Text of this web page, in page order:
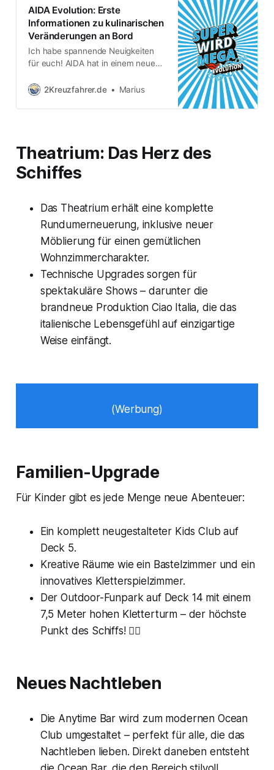
und Kindern, und
AIDA Evolution: Erste
Informationen zu kulinarischen
Veränderungen an Bord
Ich habe spannende Neuigkeiten
für euch! AIDA hat in einem neuen
AIDA Evolution verraten, dem
in der Geschichte der Reederei.
AIDA EvolutionDas kann ja lecker
werden! Wenn AIDAdiva im März
2025 frisch modernisiert aus
2Kreuzfahrer.de Marius
Theatrium: Das Herz des
Schiffes
Das Theatrium erhält eine komplette
Rundumerneuerung, inklusive neuer
Möblierung für einen gemütlichen
Wohnzimmercharakter.
Technische Upgrades sorgen für
spektakuläre Shows – darunter die
brandneue ProduktionCiao Italia, die das
italienische Lebensgefühl auf einzigartige
Weise einfängt.
(Werbung)
Familien-Upgrade
Für Kinder gibt es jede Menge neue Abenteuer:
Ein komplett neugestalteter Kids Club auf
Deck 5.
Kreative Räume wie ein Bastelzimmer und ein
innovatives Kletterspielzimmer.
Der Outdoor-Funpark auf Deck 14 mit einem
7,5 Meter hohen Kletterturm – der höchste
Punkt des Schiffs! 🧗‍♂️
Neues Nachtleben
Die Anytime Bar wird zum modernen Ocean
Club umgestaltet – perfekt für alle, die das
Nachtleben lieben. Direkt daneben entsteht